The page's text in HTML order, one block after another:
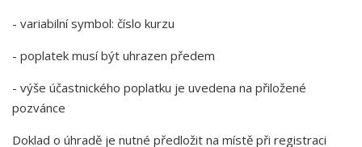
- variabilní symbol: číslo kurzu
- poplatek musí být uhrazen předem
- výše účastnického poplatku je uvedena na přiložené
pozvánce
Doklad o úhradě je nutné předložit na místě při registraci